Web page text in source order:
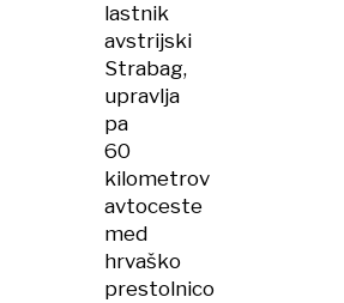
lastnik
avstrijski
Strabag,
upravlja
pa
60
kilometrov
avtoceste
med
hrvaško
prestolnico